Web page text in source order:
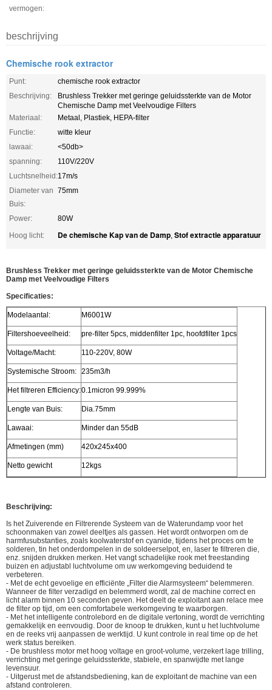
vermogen:
beschrijving
Chemische rook extractor
Punt:
chemische rook extractor
Beschrijving:
Brushless Trekker met geringe geluidssterkte van de Motor
Chemische Damp met Veelvoudige Filters
Materiaal:
Metaal, Plastiek, HEPA-filter
Functie:
witte kleur
lawaai:
<50db>
spanning:
110V/220V
Luchtsnelheid:17m/s
Diameter van
Buis:
75mm
Power:
80W
Hoog licht:
De chemische Kap van de Damp, Stof extractie apparatuur
Brushless Trekker met geringe geluidssterkte van de Motor Chemische
Damp met Veelvoudige Filters
Specificaties:
Modelaantal: M6001W
Filtershoeveelheid: pre-filter 5pcs, middenfilter 1pc, hoofdfilter 1pcs
Voltage/Macht: 110-220V, 80W
Systemische Stroom: 235m3/h
Het filtreren Efficiency:0.1micron 99.999%
Lengte van Buis: Dia.75mm
Lawaai: Minder dan 55dB
Afmetingen (mm) 420x245x400
Netto gewicht 12kgs
Beschrijving:
Is het Zuiverende en Filtrerende Systeem van de Waterundamp voor het
schoonmaken van zowel deeltjes als gassen. Het wordt ontworpen om de
harmfusubstanties, zoals koolwaterstof en cyanide, tijdens het proces om te
solderen, tin het onderdompelen in de soldeerselpot, en, laser te filtreren die,
enz. snijden drukken merken. Het vangt schadelijke rook met freestanding
buizen en adjustabl luchtvolume om uw werkomgeving beduidend te
verbeteren.
- Met de echt gevoelige en efficiënte „Filter die Alarmsysteem“ belemmeren.
Wanneer de filter verzadigd en belemmerd wordt, zal de machine correct en
licht alarm binnen 10 seconden geven. Het deelt de exploitant aan relace mee
de filter op tijd, om een comfortabele werkomgeving te waarborgen.
- Met het intelligente controlebord en de digitale vertoning, wordt de verrichting
gemakkelijk en eenvoudig. Door de knoop te drukken, kunt u het luchtvolume
en de reeks vrij aanpassen de werktijd. U kunt controle in real time op de het
werk status bereiken.
- De brushless motor met hoog voltage en groot-volume, verzekert lage trilling,
verrichting met geringe geluidssterkte, stabiele, en spanwijdte met lange
levensuur.
- Uitgerust met de afstandsbediening, kan de exploitant de machine van een
afstand controleren.